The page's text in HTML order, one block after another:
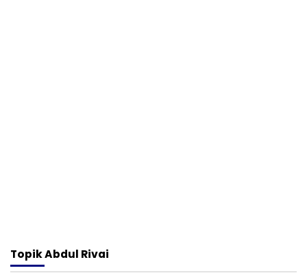
TopikAbdul Rivai